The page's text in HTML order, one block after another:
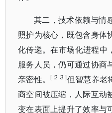
其二，技术依赖与情
照护为核心，既包含身体
化传递。在市场化进程中
服务人员，仍可通过协商
亲密性。[２３]但智慧养老
商空间被压缩，人际互动
变在表面上提升了效率与